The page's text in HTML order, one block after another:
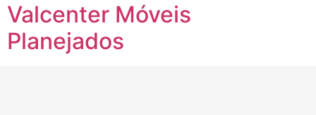
Valcenter Móveis
Planejados